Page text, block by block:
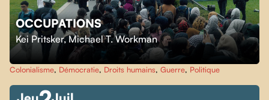
OCCUPATIONS
Kei Pritsker,Michael T. Workman
Colonialisme, Démocratie, Droits humains, Guerre, Politique